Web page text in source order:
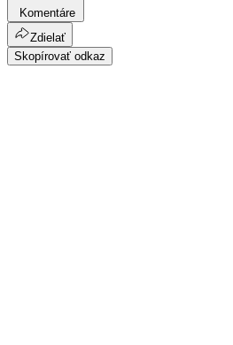
Komentáre
Zdielať
Skopírovať odkaz